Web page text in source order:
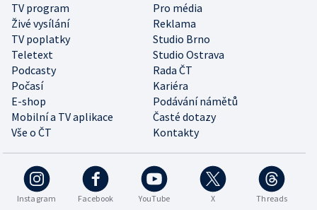
TV program
Pro média
Živé vysílání
Reklama
TV poplatky
Studio Brno
Teletext
Studio Ostrava
Podcasty
Rada ČT
Počasí
Kariéra
E-shop
Podávání námětů
Mobilní a TV aplikace
Časté dotazy
Vše o ČT
Kontakty
Instagram Facebook YouTube X Threads